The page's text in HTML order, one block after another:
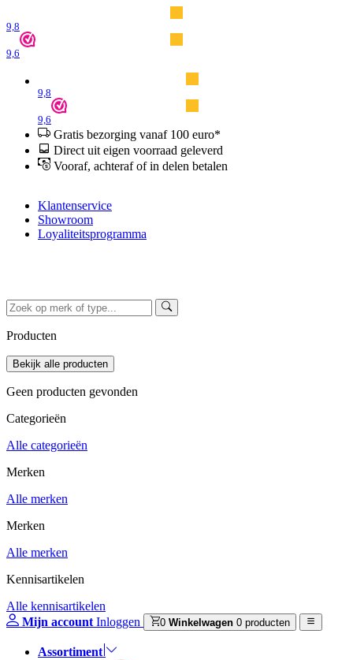
9,8
9,6
9,8
9,6
Gratis bezorging vanaf 100 euro*
Direct uit eigen voorraad geleverd
Vooraf, achteraf of in delen betalen
Klantenservice
Showroom
Loyaliteitsprogramma
Producten
Geen producten gevonden
Categorieën
Alle categorieën
Merken
Alle merken
Merken
Alle merken
Kennisartikelen
Alle kennisartikelen
Mijn account Inloggen 0 Winkelwagen 0 producten
Assortiment